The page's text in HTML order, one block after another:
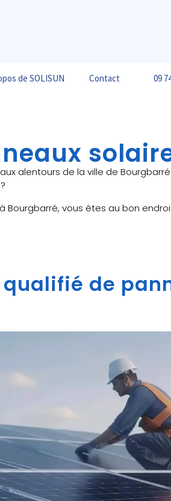
de SOLISUN Contact 09
aux alentours de la ville de Bourgbarré
?
à Bourgbarré, vous êtes au bon
de